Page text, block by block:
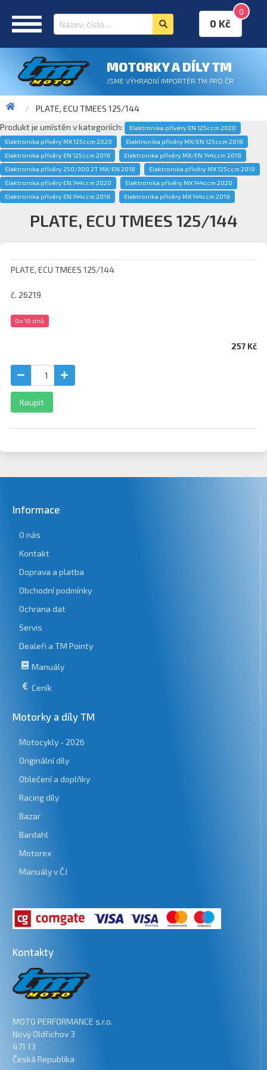
0
0 Kč
MOTORKY A DÍLY TM
JSME VÝHRADNÍ IMPORTÉR TM PRO ČR
PLATE, ECU TMEES 125/144
Produkt je umístěn v kategoriích:
Elektronika přívěry EN 125ccm 2020
Elektronika přívěry MX 125ccm 2020
Elektronika přívěry MX/EN 125ccm 2018
Elektronika přívěry EN 125ccm 2019
Elektronika přívěry MX/EN 144ccm 2018
Elektronika přívěry 250/300 2T MX/EN 2018
Elektronika přívěry MX 125ccm 2019
Elektronika přívěry EN 144ccm 2020
Elektronika přívěry MX 144ccm 2020
Elektronika přívěry EN 144ccm 2019
Elektronika přívěry MX 144ccm 2019
PLATE, ECU TMEES 125/144
PLATE, ECU TMEES 125/144
č. 26219
Do 10 dnů
257 Kč
Koupit
Informace
O nás
Kontakt
Doprava a platba
Obchodní podmínky
Ochrana dat
Servis
Dealeři a TM Pointy
Manuály
Ceník
Motorky a díly TM
Motocykly - 2026
Originální díly
Oblečení a doplňky
Racing díly
Bazar
Bardahl
Motorex
Manuály v ČJ
Kontakty
MOTO PERFORMANCE s.r.o.
Nový Oldřichov 3
471 13
Česká Republika